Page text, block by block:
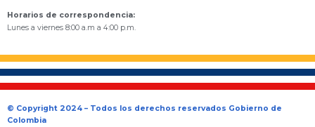
Horarios de correspondencia:
Lunes a viernes 8:00 a.m a 4:00 p.m.
© Copyright 2024 – Todos los derechos reservados Gobierno de
Colombia